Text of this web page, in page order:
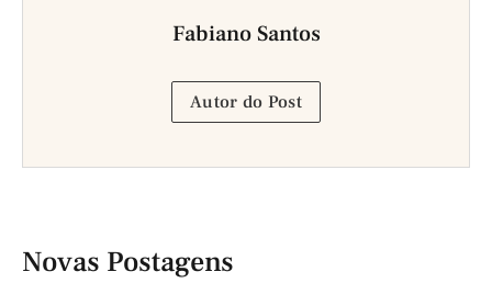
Fabiano Santos
Autor do Post
Novas Postagens